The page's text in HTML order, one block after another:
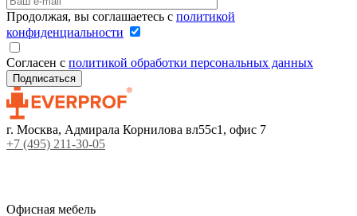
Продолжая, вы соглашаетесь с политикой
конфиденциальности
Согласен с политикой обработки персональных данных
г. Москва, Адмирала Корнилова вл55с1, офис 7
+7 (495) 211-30-05
Офисная мебель